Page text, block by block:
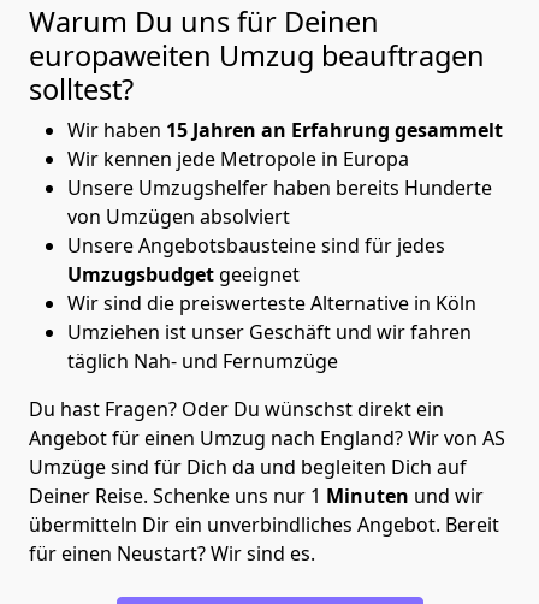
Warum Du uns für Deinen
europaweiten Umzug beauftragen
solltest?
Wir haben 15 Jahren an Erfahrung gesammelt
Wir kennen jede Metropole in Europa
Unsere Umzugshelfer haben bereits Hunderte
von Umzügen absolviert
Unsere Angebotsbausteine sind für jedes
Umzugsbudgetgeeignet
Wir sind die preiswerteste Alternative in Köln
Umziehen ist unser Geschäft und wir fahren
täglich Nah- und Fernumzüge
Du hast Fragen? Oder Du wünschst direkt ein
Angebot für einen Umzug nach England? Wir von AS
Umzügesind für Dich da und begleiten Dich auf
Deiner Reise. Schenke uns nur 1 Minuten und wir
übermitteln Dir ein unverbindliches Angebot. Bereit
für einen Neustart? Wir sind es.